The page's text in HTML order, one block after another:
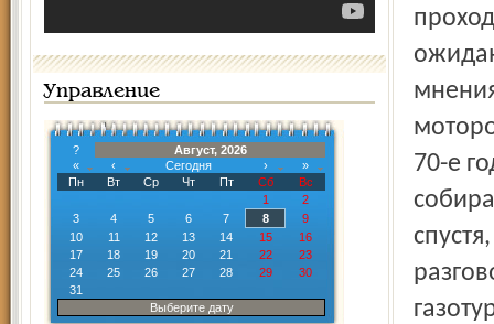
Управление
?
Август, 2026
«
‹ Сегодня ›
»
Пн
Вт Ср Чт Пт Сб
Вс
1
2
3
4 5 6 7 8
9
10
11 12 13 14 15
16
17
18 19 20 21 22
23
24
25 26 27 28 29
30
31
Выберите дату
70-е